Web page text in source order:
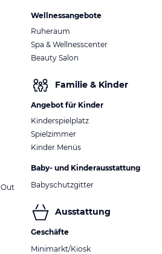
Wellnessangebote
Ruheraum
Spa & Wellnesscenter
Beauty Salon
Familie & Kinder
Angebot für Kinder
Kinderspielplatz
Spielzimmer
Kinder Menüs
Baby- und Kinderausstattung
Babyschutzgitter
Ausstattung
Geschäfte
Minimarkt/Kiosk